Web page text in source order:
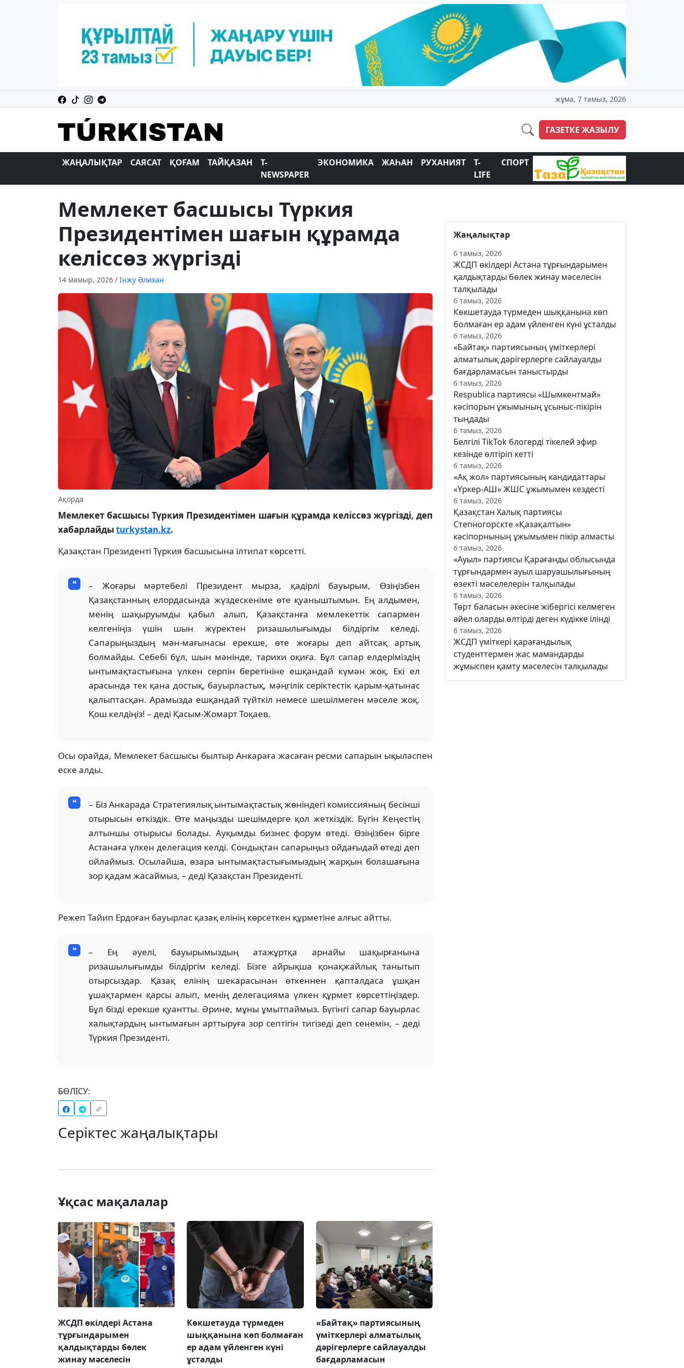
жұма, 7 тамыз, 2026
ГАЗЕТКЕ ЖАЗЫЛУ
ЖАҢАЛЫҚТАР САЯСАТ ҚОҒАМ ТАЙҚАЗАН
T-
NEWSPAPER
ЭКОНОМИКА ЖАҺАН РУХАНИЯТ
T-
LIFE
СПОРТ
Мемлекет басшысы Түркия
Президентімен шағын құрамда
келіссөз жүргізді
14 мамыр, 2026 / Інжу Әлихан
Ақорда
Мемлекет басшысы Түркия Президентімен шағын құрамда келіссөз жүргізді, деп
хабарлайдыturkystan.kz.
Қазақстан Президенті Түркия басшысына ілтипат көрсетті.
– Жоғары мәртебелі Президент мырза, қадірлі бауырым, Өзіңізбен
Қазақстанның елордасында жүздескеніме өте қуаныштымын. Ең алдымен,
менің шақыруымды қабыл алып, Қазақстанға мемлекеттік сапармен
келгеніңіз үшін шын жүректен ризашылығымды білдіргім келеді.
Сапарыңыздың мән-мағынасы ерекше, өте жоғары деп айтсақ артық
болмайды. Себебі бұл, шын мәнінде, тарихи оқиға. Бұл сапар елдеріміздің
ынтымақтастығына үлкен серпін беретініне ешқандай күмән жоқ. Екі ел
арасында тек қана достық, бауырластық, мәңгілік серіктестік қарым-қатынас
қалыптасқан. Арамызда ешқандай түйткіл немесе шешілмеген мәселе жоқ.
Қош келдіңіз! – деді Қасым-Жомарт Тоқаев.
Осы орайда, Мемлекет басшысы былтыр Анкараға жасаған ресми сапарын ықыласпен
еске алды.
– Біз Анкарада Стратегиялық ынтымақтастық жөніндегі комиссияның бесінші
отырысын өткіздік. Өте маңызды шешімдерге қол жеткіздік. Бүгін Кеңестің
алтыншы отырысы болады. Ауқымды бизнес форум өтеді. Өзіңізбен бірге
Астанаға үлкен делегация келді. Сондықтан сапарыңыз ойдағыдай өтеді деп
ойлаймыз. Осылайша, өзара ынтымақтастығымыздың жарқын болашағына
зор қадам жасаймыз, – деді Қазақстан Президенті.
Режеп Тайип Ердоған бауырлас қазақ елінің көрсеткен құрметіне алғыс айтты.
– Ең әуелі, бауырымыздың атажұртқа арнайы шақырғанына
ризашылығымды білдіргім келеді. Бізге айрықша қонақжайлық танытып
отырсыздар. Қазақ елінің шекарасынан өткеннен қапталдаса ұшқан
ұшақтармен қарсы алып, менің делегацияма үлкен құрмет көрсеттіңіздер.
Бұл бізді ерекше қуантты. Әрине, мұны ұмытпаймыз. Бүгінгі сапар бауырлас
халықтардың ынтымағын арттыруға зор септігін тигізеді деп сенемін, – деді
Түркия Президенті.
БӨЛІСУ:
Серіктес жаңалықтары
Ұқсас мақалалар
ЖСДП өкілдері Астана
тұрғындарымен
қалдықтарды бөлек
жинау мәселесін
Көкшетауда түрмеден
шыққанына көп болмаған
ер адам үйленген күні
ұсталды
«Байтақ» партиясының
үміткерлері алматылық
дәрігерлерге сайлауалды
бағдарламасын
Жаңалықтар
6 тамыз, 2026
ЖСДП өкілдері Астана тұрғындарымен
қалдықтарды бөлек жинау мәселесін
талқылады
6 тамыз, 2026
Көкшетауда түрмеден шыққанына көп
болмаған ер адам үйленген күні ұсталды
6 тамыз, 2026
«Байтақ» партиясының үміткерлері
алматылық дәрігерлерге сайлауалды
бағдарламасын таныстырды
6 тамыз, 2026
Respublica партиясы «Шымкентмай»
кәсіпорын ұжымының ұсыныс-пікірін
тыңдады
6 тамыз, 2026
Белгілі TikTok блогерді тікелей эфир
кезінде өлтіріп кетті
6 тамыз, 2026
«Ақ жол» партиясының кандидаттары
«Үркер-АШ» ЖШС ұжымымен кездесті
6 тамыз, 2026
Қазақстан Халық партиясы
Степногорскте «Қазақалтын»
кәсіпорнының ұжымымен пікір алмасты
6 тамыз, 2026
«Ауыл» партиясы Қарағанды облысында
тұрғындармен ауыл шаруашылығының
өзекті мәселелерін талқылады
6 тамыз, 2026
Төрт баласын әкесіне жібергісі келмеген
әйел оларды өлтірді деген күдікке ілінді
6 тамыз, 2026
ЖСДП үміткері қарағандылық
студенттермен жас мамандарды
жұмыспен қамту мәселесін талқылады